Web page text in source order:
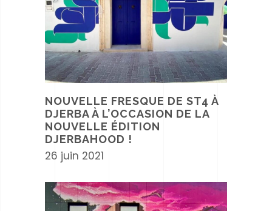
NOUVELLE FRESQUE DE ST4 À
DJERBA À L’OCCASION DE LA
NOUVELLE ÉDITION
DJERBAHOOD !
26 juin 2021